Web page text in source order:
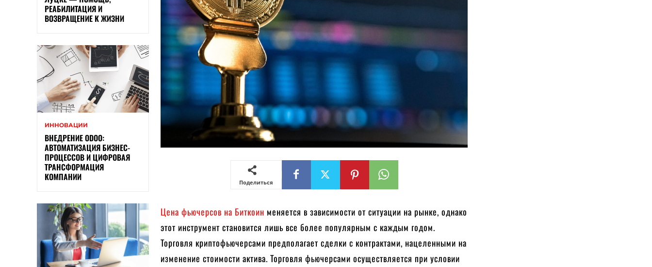
РЕАБИЛИТАЦИЯ И
ВОЗВРАЩЕНИЕ К ЖИЗНИ
ИННОВАЦИИ
ВНЕДРЕНИЕ ODOO:
АВТОМАТИЗАЦИЯ БИЗНЕС-
ПРОЦЕССОВ И ЦИФРОВАЯ
ТРАНСФОРМАЦИЯ
КОМПАНИИ
Поделиться
Цена фьючерсов на Биткоин меняется в зависимости от ситуации на рынке, однако
этот инструмент становится лишь все более популярным с каждым годом.
Торговля криптофьючерсами предполагает сделки с контрактами, нацеленными на
изменение стоимости актива. Торговля фьючерсами осуществляется при условии